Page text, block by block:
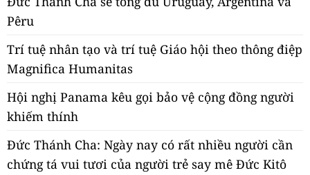
Pêru
Trí tuệ nhân tạo và trí tuệ Giáo hội theo thông điệp
Magnifica Humanitas
Hội nghị Panama kêu gọi bảo vệ cộng đồng người
khiếm thính
Đức Thánh Cha: Ngày nay có rất nhiều người cần
chứng tá vui tươi của người trẻ say mê Đức Kitô